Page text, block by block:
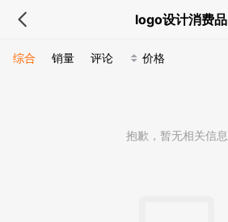
logo设计消费品
综合 销量 评论 价格
抱歉，暂无相关信息